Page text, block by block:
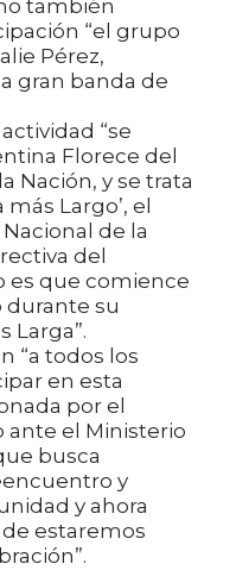
también
“el grupo
Pérez,
gran banda de
“se
Florece del
Nación, y se trata
Largo’, el
de la
del
es que comience
durante su
Larga”.
“a todos los
en esta
por el
el Ministerio
busca
y
y ahora
estaremos